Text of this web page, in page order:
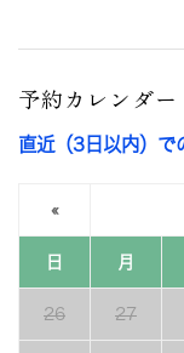
予約カレンダー
直近（3日以内）で
«
日 月
26 27